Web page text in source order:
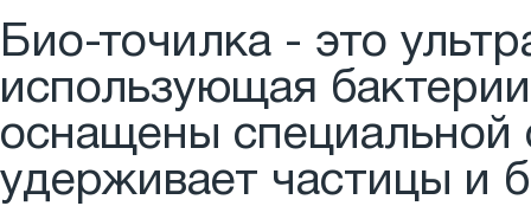
Био-точилка - это
использующая
оснащены специальной
удерживает частицы и